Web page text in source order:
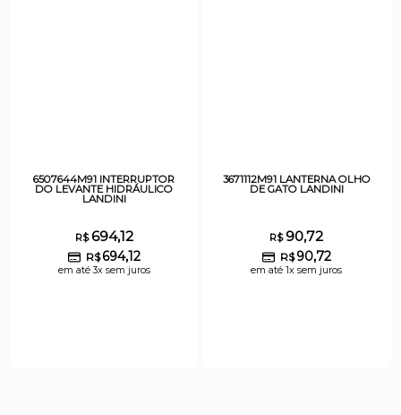
6507644M91 INTERRUPTOR
DO LEVANTE HIDRÁULICO
LANDINI
R$694,12
R$ 694,12
em até 3x sem juros
3671112M91 LANTERNA OLHO
DE GATO LANDINI
R$90,72
R$ 90,72
em até 1x sem juros